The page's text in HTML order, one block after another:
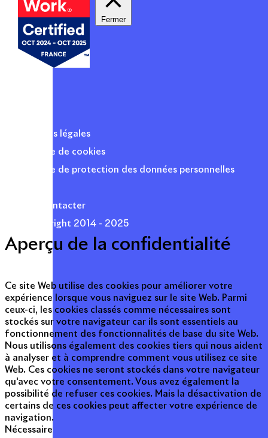
Mentions légales
Politique de cookies
Politique de protection des données personnelles
Nous contacter
© Copyright 2014 - 2025
Fermer
Aperçu de la confidentialité
Ce site Web utilise des cookies pour améliorer votre
expérience lorsque vous naviguez sur le site Web. Parmi
ceux-ci, les cookies classés comme nécessaires sont
stockés sur votre navigateur car ils sont essentiels au
fonctionnement des fonctionnalités de base du site Web.
Nous utilisons également des cookies tiers qui nous aident
à analyser et à comprendre comment vous utilisez ce site
Web. Ces cookies ne seront stockés dans votre navigateur
qu'avec votre consentement. Vous avez également la
possibilité de refuser ces cookies. Mais la désactivation de
certains de ces cookies peut affecter votre expérience de
navigation.
Nécessaire